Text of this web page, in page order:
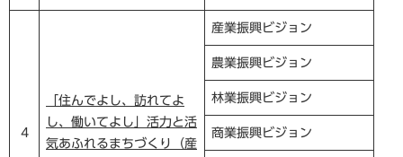
4
「住んでよし、訪れてよ
し、働いてよし」活力と活
気あふれるまちづくり（産
産業振興ビジョン
農業振興ビジョン
林業振興ビジョン
商業振興ビジョン